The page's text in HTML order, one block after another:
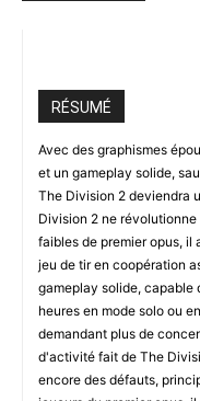
RÉSUMÉ
Avec des graphismes
et un gameplay solide,
The Division 2 deviendra
Division 2 ne
faibles de premier opus, il
jeu de tir en coopération
gameplay solide, capable
heures en mode solo ou
demandant plus de
d'activité fait de The
encore des défauts,